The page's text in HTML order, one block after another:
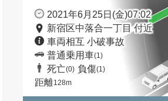
2021年6月25日(金)07:02
新宿区中落合一丁目 付近
車両相互 小破事故
普通乗用車(1)
死亡(0) 負傷(1)
距離128m